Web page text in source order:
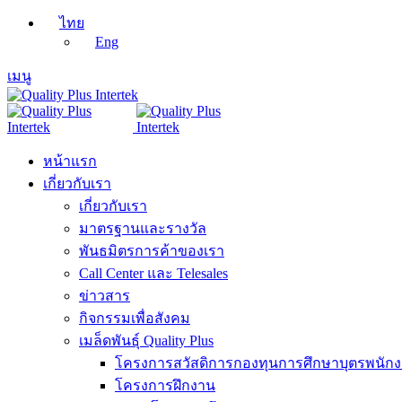
ไทย
Eng
เมนู
หน้าแรก
เกี่ยวกับเรา
เกี่ยวกับเรา
มาตรฐานและรางวัล
พันธมิตรการค้าของเรา
Call Center และ Telesales
ข่าวสาร
กิจกรรมเพื่อสังคม
เมล็ดพันธุ์ Quality Plus
โครงการสวัสดิการกองทุนการศึกษาบุตรพนัก
โครงการฝึกงาน